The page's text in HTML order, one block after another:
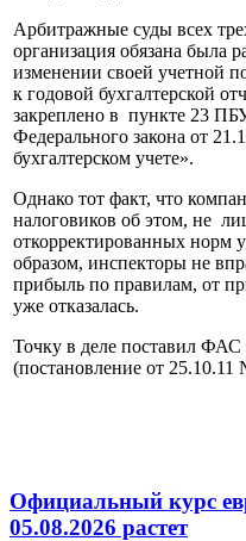
Арбитражные суды всех
организация обязана была
изменении своей учетной
к годовой бухгалтерской
закреплено в пункте 23
Федерального закона от
бухгалтерском учете».
Однако тот факт, что
налоговиков об этом, не
откорректированных норм
образом, инспекторы не
прибыль по правилам, от
уже отказалась.
Точку в деле поставил ФАС
(постановление от
Официальный курс
05.08.2026 растет